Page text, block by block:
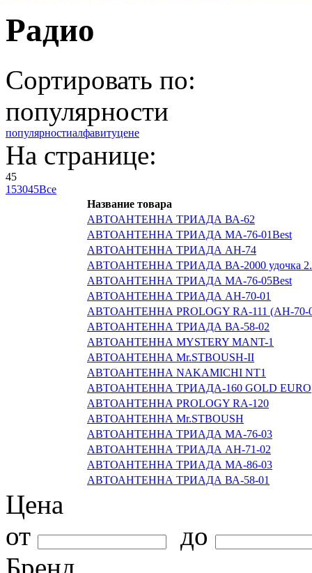
Радио
Сортировать по:
популярности
популярностиалфавитуцене
На странице:
45
153045Все
Название товара
АВТОАНТЕННА ТРИАДА ВА-62
АВТОАНТЕННА ТРИАДА МА-76-01Best
АВТОАНТЕННА ТРИАДА АН-74
АВТОАНТЕННА ТРИАДА ВА-2000 удочка
АВТОАНТЕННА ТРИАДА МА-76-05Best
АВТОАНТЕННА ТРИАДА АН-70-01
АВТОАНТЕННА PROLOGY RA-111 (AH-70-
АВТОАНТЕННА ТРИАДА ВА-58-02
АВТОАНТЕННА MYSTERY MANT-1
АВТОАНТЕННА Mr.STBOUSH-II
АВТОАНТЕННА NAKAMICHI NT1
АВТОАНТЕННА ТРИАДА-160 GOLD EURO
АВТОАНТЕННА PROLOGY RA-120
АВТОАНТЕННА Mr.STBOUSH
АВТОАНТЕННА ТРИАДА МА-76-03
АВТОАНТЕННА ТРИАДА АН-71-02
АВТОАНТЕННА ТРИАДА МА-86-03
АВТОАНТЕННА ТРИАДА ВА-58-01
Цена
от
до
Бренд